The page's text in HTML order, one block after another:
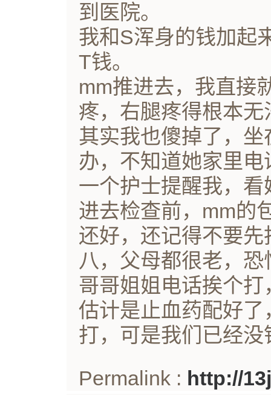
到医院。
我和S浑身的钱加起
T钱。
mm推进去，我直接
疼，右腿疼得根本无
其实我也傻掉了，
办，不知道她家里
一个护士提醒我，看
进去检查前，mm的
还好，还记得不要
八，父母都很老，
哥哥姐姐电话挨个
估计是止血药配好
打，可是我们已经
Permalink : http://